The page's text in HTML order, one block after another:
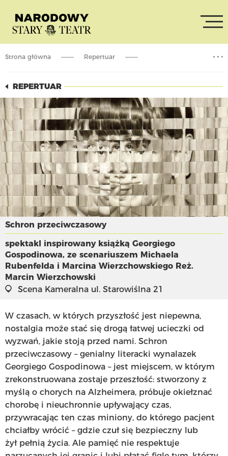
Strona główna
Repertuar
REPERTUAR
Schron przeciwczasowy
spektakl inspirowany książką Georgiego
Gospodinowa, ze scenariuszem Michaela
Rubenfelda i Marcina Wierzchowskiego Reż.
Marcin Wierzchowski
Scena Kameralna ul. Starowiślna 21
W czasach, w których przyszłość jest niepewna,
nostalgia może stać się drogą łatwej ucieczki od
wyzwań, jakie stoją przed nami. Schron
przeciwczasowy – genialny literacki wynalazek
Georgiego Gospodinowa – jest miejscem, w którym
zrekonstruowana zostaje przeszłość: stworzony z
myślą o chorych na Alzheimera, próbuje okiełznać
chorobę i nieuchronnie upływający czas,
przywracając ten czas miniony, do którego pacjent
chciałby wrócić – gdzie czuł się bezpieczny lub
żył pełnią życia. Ale pamięć nie respektuje